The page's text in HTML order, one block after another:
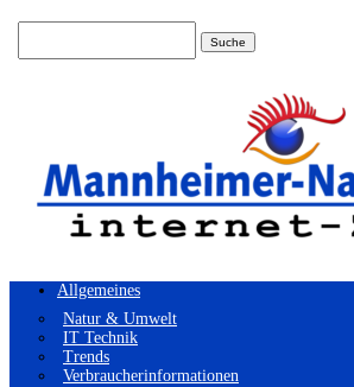
Allgemeines
Natur & Umwelt
IT Technik
Trends
Verbraucherinformationen